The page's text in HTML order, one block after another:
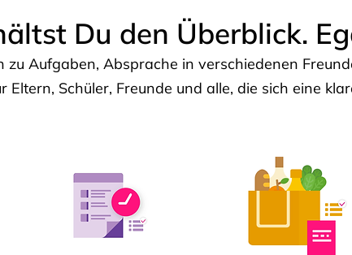
Du den Überblick.
zu Aufgaben, Absprache in verschiedenen
Eltern, Schüler, Freunde und alle, die sich eine